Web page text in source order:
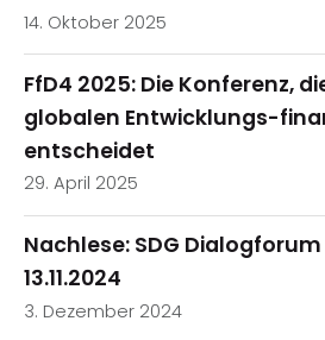
14. Oktober 2025
FfD4 2025: Die Konferenz,
globalen Entwicklungs-
entscheidet
29. April 2025
Nachlese: SDG
13.11.2024
3. Dezember 2024